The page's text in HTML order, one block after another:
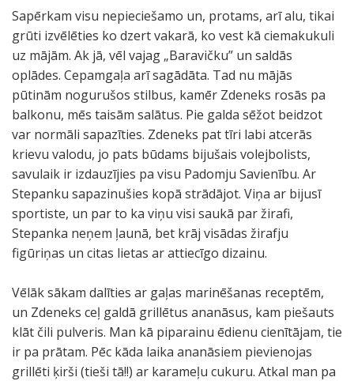
Sapērkam visu nepieciešamo un, protams, arī alu, tikai
grūti izvēlēties ko dzert vakarā, ko vest kā ciemakukuli
uz mājām. Ak jā, vēl vajag „Baravičku” un saldās
oplādes. Cepamgaļa arī sagādāta. Tad nu mājās
pūtinām nogurušos stilbus, kamēr Zdeneks rosās pa
balkonu, mēs taisām salātus. Pie galda sēžot beidzot
var normāli sapazīties. Zdeneks pat tīri labi atcerās
krievu valodu, jo pats būdams bijušais volejbolists,
savulaik ir izdauzījies pa visu Padomju Savienību. Ar
Stepanku sapazinušies kopā strādājot. Viņa ar bijusī
sportiste, un par to ka viņu visi saukā par žirafi,
Stepanka neņem ļaunā, bet krāj visādas žirafju
figūriņas un citas lietas ar attiecīgo dizainu.
Vēlāk sākam dalīties ar gaļas marinēšanas receptēm,
un Zdeneks ceļ galdā grillētus ananāsus, kam piešauts
klāt čili pulveris. Man kā piparainu ēdienu cienītājam, tie
ir pa prātam. Pēc kāda laika ananāsiem pievienojas
grillēti ķirši (tieši tā!!) ar karameļu cukuru. Atkal man pa